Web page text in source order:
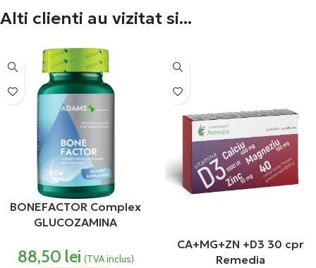
Alti clienti au vizitat si...
BONEFACTOR Complex
GLUCOZAMINA
capsule Adams Vision
88,50 lei (TVA inclus)
CA+MG+ZN +D3 30 cpr
Remedia